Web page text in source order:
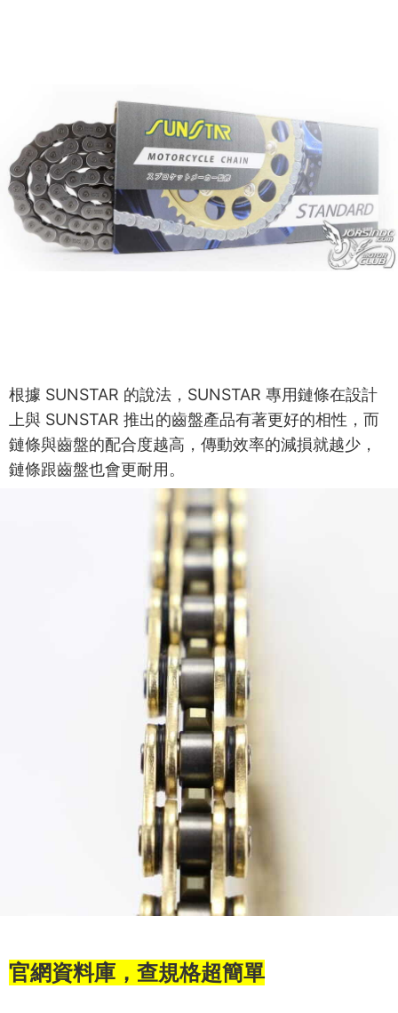
根據 SUNSTAR 的說法，SUNSTAR 專用鏈條在設計
上與 SUNSTAR 推出的齒盤產品有著更好的相性，而
鏈條與齒盤的配合度越高，傳動效率的減損就越少，
鏈條跟齒盤也會更耐用。
官網資料庫，查規格超簡單